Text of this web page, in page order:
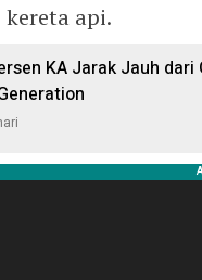
api.
KA Jarak Jauh